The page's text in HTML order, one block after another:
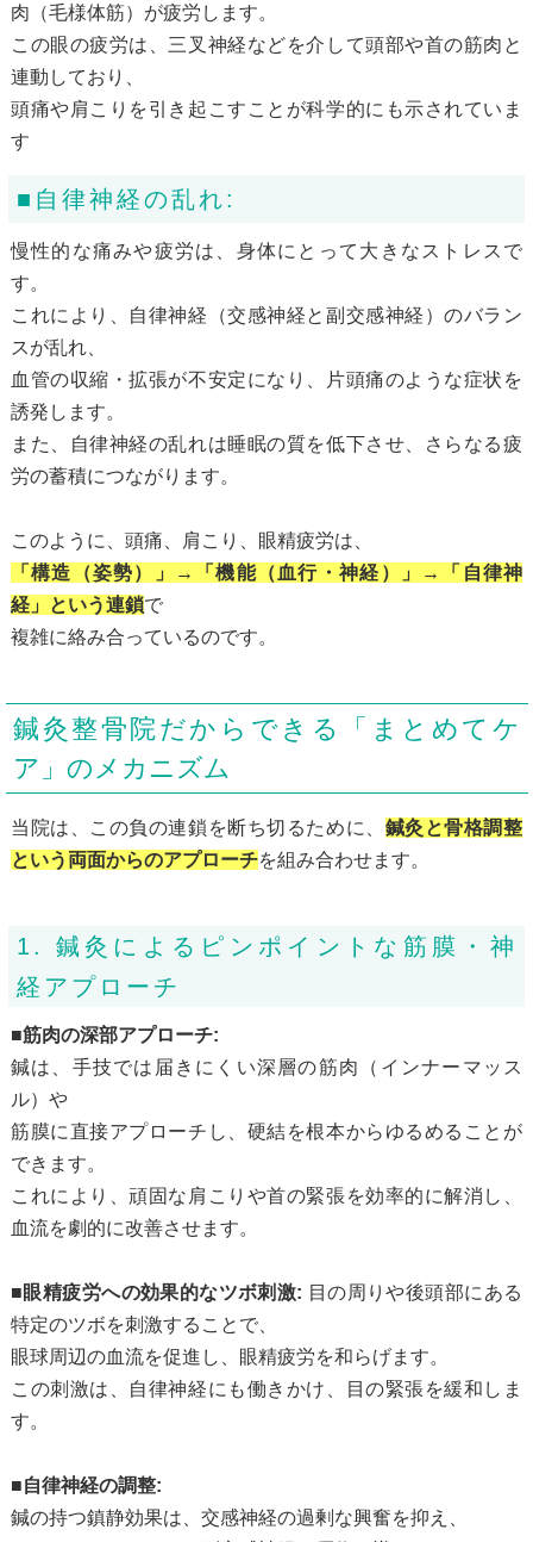
肉（毛様体筋）が疲労します。
この眼の疲労は、三叉神経などを介して頭部や首の筋肉と
連動しており、
頭痛や肩こりを引き起こすことが科学的にも示されていま
す
■自律神経の乱れ:
慢性的な痛みや疲労は、身体にとって大きなストレスで
す。
これにより、自律神経（交感神経と副交感神経）のバラン
スが乱れ、
血管の収縮・拡張が不安定になり、片頭痛のような症状を
誘発します。
また、自律神経の乱れは睡眠の質を低下させ、さらなる疲
労の蓄積につながります。
このように、頭痛、肩こり、眼精疲労は、
「構造（姿勢）」→「機能（血行・神経）」→「自律神
経」という連鎖で
複雑に絡み合っているのです。
鍼灸整骨院だからできる「まとめてケ
ア」のメカニズム
当院は、この負の連鎖を断ち切るために、 鍼灸と骨格調整
という両面からのアプローチを組み合わせます。
1. 鍼灸によるピンポイントな筋膜・神
経アプローチ
■筋肉の深部アプローチ:
鍼は、手技では届きにくい深層の筋肉（インナーマッス
ル）や
筋膜に直接アプローチし、硬結を根本からゆるめることが
できます。
これにより、頑固な肩こりや首の緊張を効率的に解消し、
血流を劇的に改善させます。
■眼精疲労への効果的なツボ刺激: 目の周りや後頭部にある
特定のツボを刺激することで、
眼球周辺の血流を促進し、眼精疲労を和らげます。
この刺激は、自律神経にも働きかけ、目の緊張を緩和しま
す。
■自律神経の調整:
鍼の持つ鎮静効果は、交感神経の過剰な興奮を抑え、